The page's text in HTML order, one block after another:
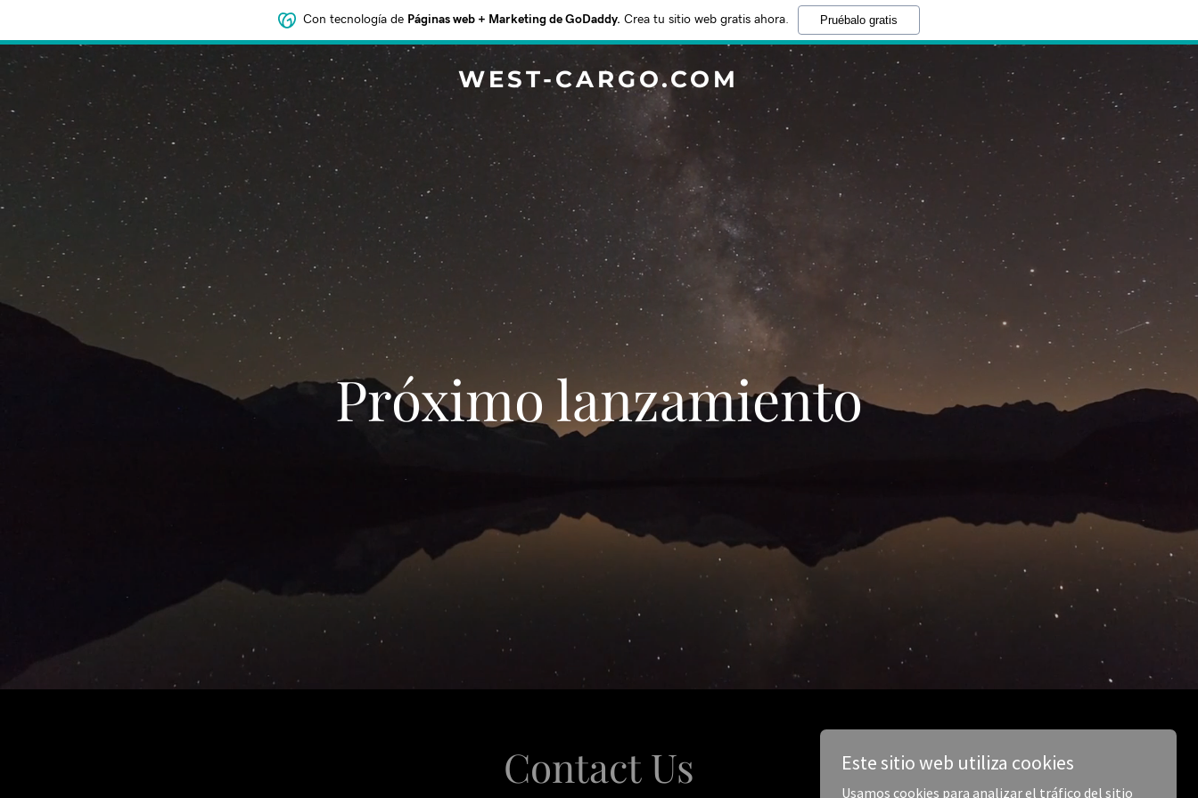
Con tecnología de Páginas web + Marketing de GoDaddy. Crea tu sitio web gratis ahora. Pruébalo gratis
WEST-CARGO.COM
‌‌Próximo lanzamiento
Contact Us Este sitio web utiliza cookies
Usamos cookies para analizar el tráfico del sitio